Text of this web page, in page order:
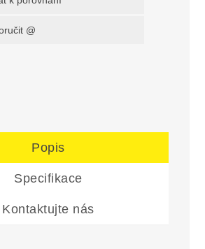
Popis
Specifikace
Kontaktujte nás